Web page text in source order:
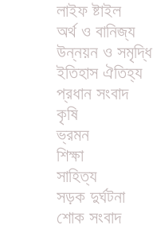
লাইফ ষ্টাইল
অর্থ ও বানিজ্য
উন্নয়ন ও সমৃদ্ধি
ইতিহাস ঐতিহ্য
প্রধান সংবাদ
কৃষি
ভ্রমন
শিক্ষা
সাহিত্য
সড়ক দুর্ঘটনা
শোক সংবাদ